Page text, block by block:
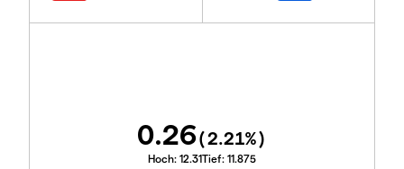
0.26(2.21%)
Hoch: 12.31Tief: 11.875